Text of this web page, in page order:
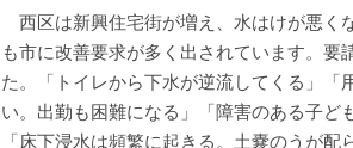
西区は新興住宅街が増え、水はけが悪く
も市に改善要求が多く出されています。
た。「トイレから下水が逆流してくる」「
い。出勤も困難になる」「障害のある子ど
「床下浸水は頻繁に起きる。土嚢のうが